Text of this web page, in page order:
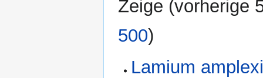
Zeige (vorherige
500)
Lamium